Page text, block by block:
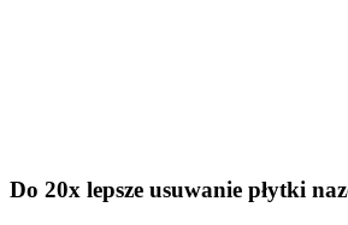
Do 20x lepsze usuwanie płytki